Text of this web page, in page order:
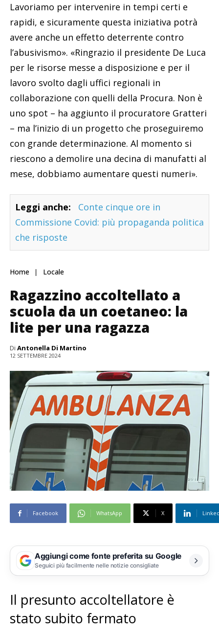
Lavoriamo per intervenire in tempi certi e
rapidi, e sicuramente questa iniziativa potrà
avere anche un effetto deterrente contro
l’abusivismo». «Ringrazio il presidente De Luca
per le risorse messe a disposizione e per il
lavoro svolto dagli uffici regionali in
collaborazione con quelli della Procura. Non è
uno spot – ha aggiunto il procuratore Gratteri
– ma l’inizio di un progetto che proseguiremo
con grande determinazione. Al momento si
riescono a demolire una decina di manufatti al
mese, dobbiamo aumentare questi numeri».
Leggi anche:
Conte cinque ore in
Commissione Covid: più propaganda politica
che risposte
Home Locale
Ragazzino accoltellato a
scuola da un coetaneo: la
lite per una ragazza
Di Antonella Di Martino
12 SETTEMBRE 2024
Facebook WhatsApp X
Aggiungi come fonte preferita su Google
Seguici più facilmente nelle notizie consigliate
Il presunto accoltellatore è
stato subito fermato